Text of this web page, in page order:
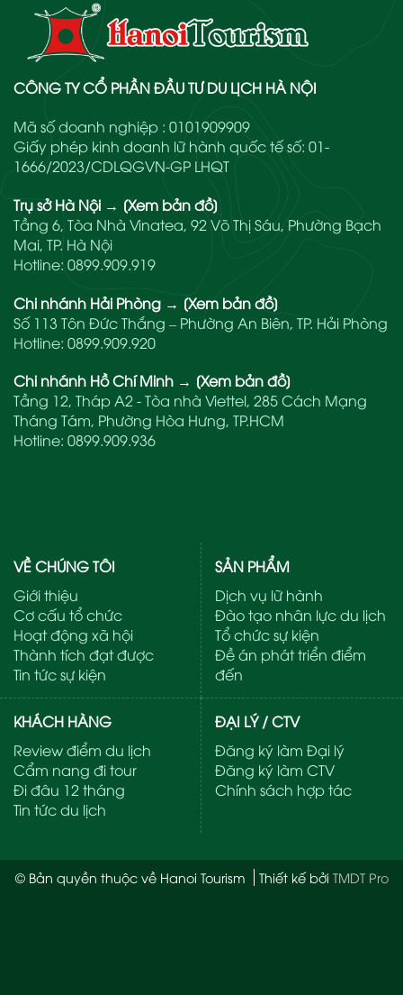
CÔNG TY CỔ PHẦN ĐẦU TƯ DU LỊCH HÀ NỘI
Mã số doanh nghiệp : 0101909909
Giấy phép kinh doanh lữ hành quốc tế số: 01-
1666/2023/CDLQGVN-GP LHQT
Trụ sở Hà Nội → [Xem bản đồ]
Tầng 6, Tòa Nhà Vinatea, 92 Võ Thị Sáu, Phường Bạch
Mai, TP. Hà Nội
Hotline: 0899.909.919
Chi nhánh Hải Phòng → [Xem bản đồ]
Số 113 Tôn Đức Thắng – Phường An Biên, TP. Hải Phòng
Hotline: 0899.909.920
Chi nhánh Hồ Chí Minh → [Xem bản đồ]
Tầng 12, Tháp A2 - Tòa nhà Viettel, 285 Cách Mạng
Tháng Tám, Phường Hòa Hưng, TP.HCM
Hotline: 0899.909.936
VỀ CHÚNG TÔI
Giới thiệu
Cơ cấu tổ chức
Hoạt động xã hội
Thành tích đạt được
Tin tức sự kiện
SẢN PHẨM
Dịch vụ lữ hành
Đào tạo nhân lực du lịch
Tổ chức sự kiện
Đề án phát triển điểm
đến
KHÁCH HÀNG
Review điểm du lịch
Cẩm nang đi tour
Đi đâu 12 tháng
Tin tức du lịch
ĐẠI LÝ / CTV
Đăng ký làm Đại lý
Đăng ký làm CTV
Chính sách hợp tác
© Bản quyền thuộc về Hanoi Tourism Thiết kế bởi TMDT Pro